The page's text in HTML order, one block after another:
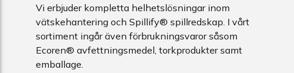
Vi erbjuder kompletta helhetslösningar inom
vätskehantering och Spillify® spillredskap. I vårt
sortiment ingår även förbrukningsvaror såsom
Ecoren® avfettningsmedel, torkprodukter samt
emballage.